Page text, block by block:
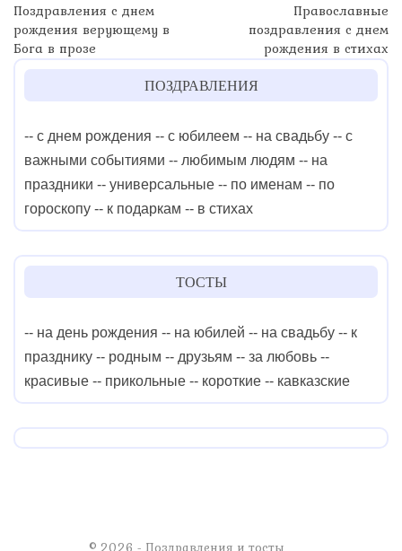
Поздравления с днем
рождения верующему в
Бога в прозе
Православные
поздравления с днем
рождения в стихах
ПОЗДРАВЛЕНИЯ
-- с днем рождения -- с юбилеем -- на свадьбу -- с
важными событиями -- любимым людям -- на
праздники -- универсальные -- по именам -- по
гороскопу -- к подаркам -- в стихах
ТОСТЫ
-- на день рождения -- на юбилей -- на свадьбу -- к
празднику -- родным -- друзьям -- за любовь --
красивые -- прикольные -- короткие -- кавказские
© 2026 - Поздравления и тосты